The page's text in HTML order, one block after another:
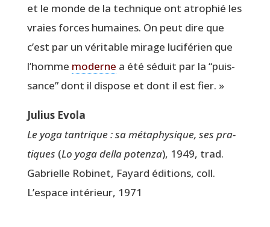
et le monde de la tech­nique ont atro­phié les
vraies forces humaines. On peut dire que
c’est par un véri­table mirage luci­fé­rien que
l’homme moderne a été séduit par la “puis­
sance” dont il dis­pose et dont il est fier. »
Julius Evo­la
Le yoga tan­trique : sa méta­phy­sique, ses pra­
tiques (Lo yoga del­la poten­za), 1949, trad.
Gabrielle Robi­net, Fayard édi­tions, coll.
L’espace inté­rieur, 1971